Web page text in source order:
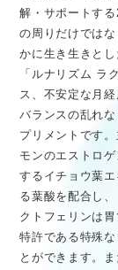
解・サポートす
の周りだけでは
かに生き生きとし
「ルナリズム ラ
ス、不安定な月
バランスの乱れ
プリメントです
モンのエストロ
するイチョウ葉
る葉酸を配合し
クトフェリンは
特許である特殊
とができます。